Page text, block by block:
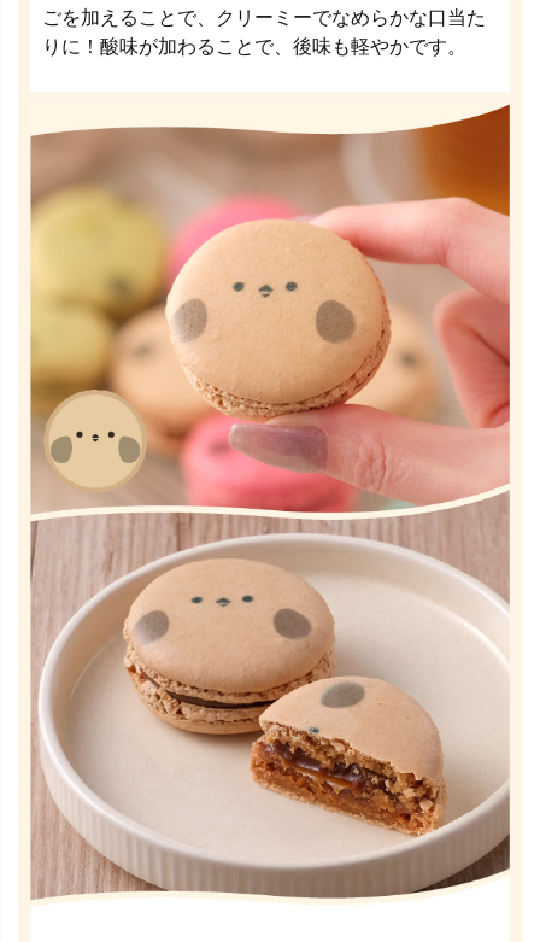
ごを加えることで、クリーミーでなめらかな口当た
りに！酸味が加わることで、後味も軽やかです。